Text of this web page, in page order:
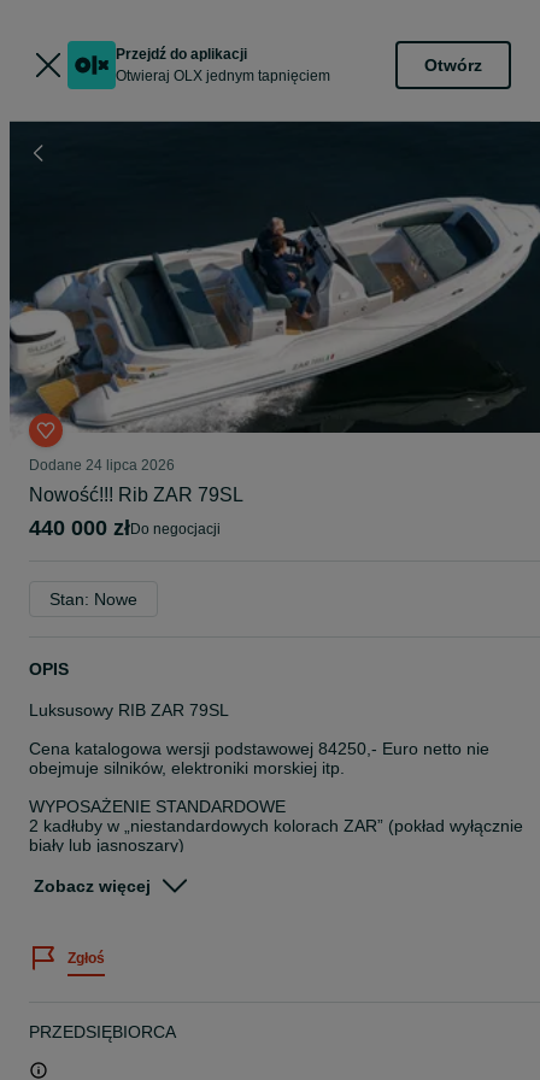
Przejdź do aplikacji
Otwieraj OLX jednym tapnięciem
Otwórz
Dodane 24 lipca 2026
Nowość!!! Rib ZAR 79SL
440 000 zł do negocjacji
Stan: Nowe
OPIS
Luksusowy RIB ZAR 79SL
Cena katalogowa wersji podstawowej 84250,- Euro netto nie
obejmuje silników, elektroniki morskiej itp.
WYPOSAŻENIE STANDARDOWE
2 kadłuby w „niestandardowych kolorach ZAR” (pokład wyłącznie
biały lub jasnoszary)
Wewnętrzna i zewnętrzna tapicerka (poduszki) w
morską (wersja PLUS)
Szersza konsola z przednim siedziskiem
Poręcz konsoli
Zobacz więcej
Zgłoś
PRZEDSIĘBIORCA